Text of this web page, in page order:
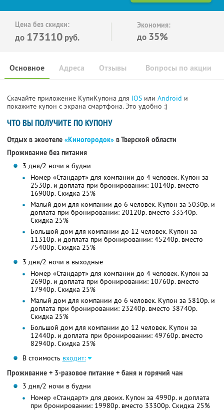
Цена без скидки:
до 173110 руб.
Экономия:
до 35%
Основное Отзывы Вопросы по акции
Адреса
Скачайте приложение КупиКупона для IOS или Android и
покажите купон с экрана смартфона. Это удобно :)
ЧТО ВЫ ПОЛУЧИТЕ ПО КУПОНУ
Отдых в экоотеле «Киногородок» в Тверской области
Проживание без питания
3 дня/2 ночи в будни
Номер «Стандарт» для компании до 4 человек. Купон за
2530р. и доплата при бронировании: 10140р. вместо
16900р. Скидка 25%
Малый дом для компании до 6 человек. Купон за 5030р. и
доплата при бронировании: 20120р. вместо 33540р.
Скидка 25%
Большой дом для компании до 12 человек. Купон за
11310р. и доплата при бронировании: 45240р. вместо
75400р. Скидка 25%
3 дня/2 ночи в выходные
Номер «Стандарт» для компании до 4 человек. Купон за
2690р. и доплата при бронировании: 10760р. вместо
17940р. Скидка 25%
Малый дом для компании до 6 человек. Купон за 5810р. и
доплата при бронировании: 23240р. вместо 38740р.
Скидка 25%
Большой дом для компании до 12 человек. Купон за
12440р. и доплата при бронировании: 49760р. вместо
82940р. Скидка 25%
В стоимость входит:
Проживание + 3-разовое питание + баня и горячий чан
3 дня/2 ночи в будни
Номер «Стандарт» для двоих. Купон за 4990р. и доплата
при бронировании: 19980р. вместо 33300р. Скидка 25%